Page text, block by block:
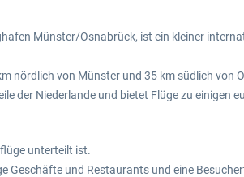
Münster/Osnabrück, ist ein kleiner
nördlich von Münster und 35 km südlich von
der Niederlande und bietet Flüge zu einigen
unterteilt ist.
Geschäfte und Restaurants und eine